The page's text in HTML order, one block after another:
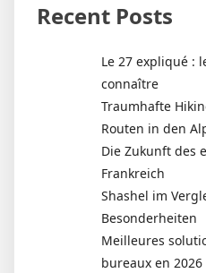
Recent Posts
Le 27 expliqué :
connaître
Traumhafte
Routen in den
Die Zukunft des
Frankreich
Shashel im
Besonderheiten
Meilleures
bureaux en 2026